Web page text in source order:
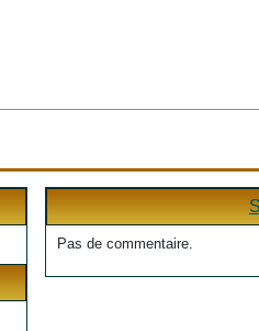
Pas de commentaire.